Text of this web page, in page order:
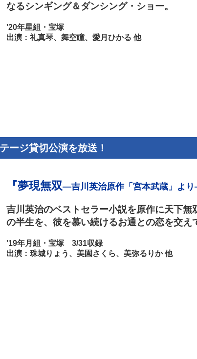
なるシンギング＆ダンシング・ショー。
'20年星組・宝塚
出演：礼真琴、舞空瞳、愛月ひかる 他
ージ貸切公演を放送！
『夢現無双―吉川英治原作「宮本武蔵」よ
吉川英治のベストセラー小説を原作に天下無
の半生を、彼を慕い続けるお通との恋を交え
'19年月組・宝塚 3/31収録
出演：珠城りょう、美園さくら、美弥るりか 他